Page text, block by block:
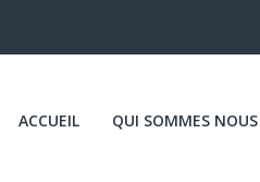
ACCUEIL QUI SOMMES